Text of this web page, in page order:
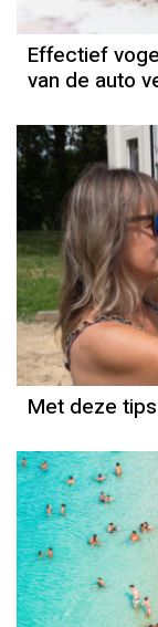
Effectief
van de auto
Met deze